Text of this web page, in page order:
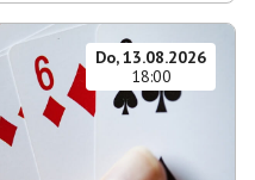
Do, 13.08.2026
18:00